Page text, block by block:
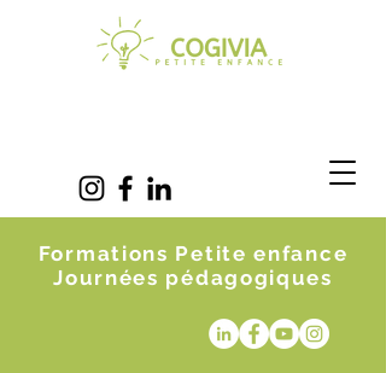
Formations Petite enfance
Journées pédagogiques